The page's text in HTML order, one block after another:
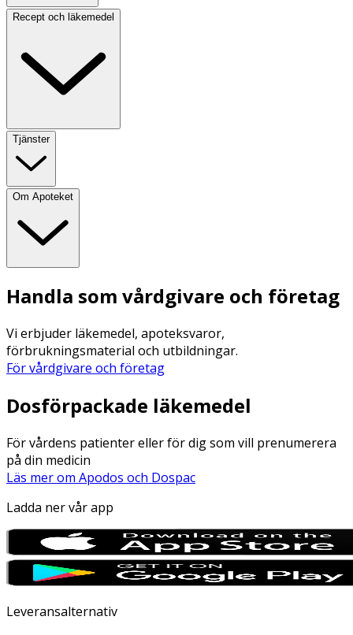
Recept och läkemedel
Tjänster
Om Apoteket
Handla som vårdgivare och företag
Vi erbjuder läkemedel, apoteksvaror,
förbrukningsmaterial och utbildningar.
För vårdgivare och företag
Dosförpackade läkemedel
För vårdens patienter eller för dig som vill prenumerera
på din medicin
Läs mer om Apodos och Dospac
Ladda ner vår app
Leveransalternativ